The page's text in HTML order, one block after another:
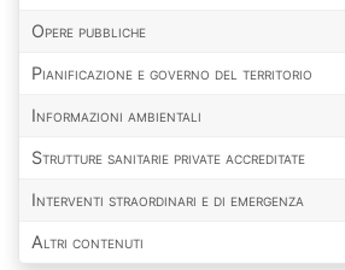
Opere pubbliche
Pianificazione e governo del territorio
Informazioni ambientali
Strutture sanitarie private accreditate
Interventi straordinari e di emergenza
Altri contenuti